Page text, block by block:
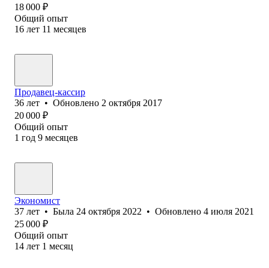
18 000 ₽
Общий опыт
16 лет 11 месяцев
Продавец-кассир
36 лет • Обновлено 2 октября 2017
20 000 ₽
Общий опыт
1 год 9 месяцев
Экономист
37 лет • Была 24 октября 2022 • Обновлено 4 июля 2021
25 000 ₽
Общий опыт
14 лет 1 месяц